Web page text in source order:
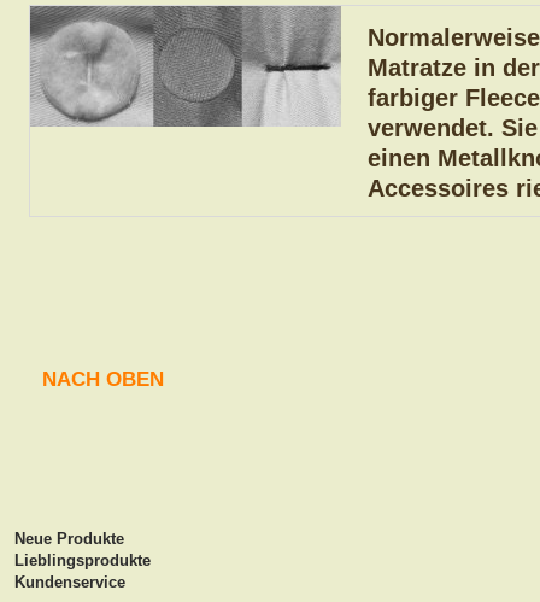
Matratze in
farbiger
verwendet.
einen
Accessoires
NACH OBEN
Neue Produkte
Lieblingsprodukte
Kundenservice